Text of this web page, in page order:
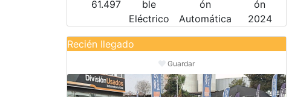
61.497
Eléctrico
Automática 2024
Recién llegado
Guardar